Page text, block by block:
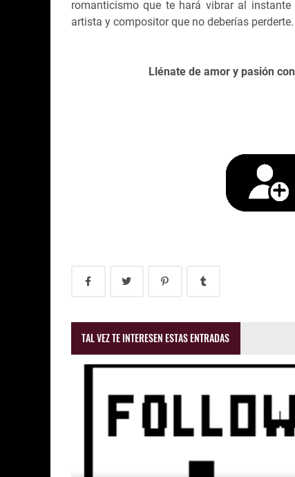
romanticismo que te hará vibrar al instante
artista y compositor que no deberías perderte.
Llénate de amor y pasión
TAL VEZ TE INTERESEN ESTAS ENTRADAS